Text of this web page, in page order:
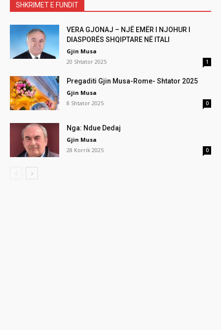
SHKRIMET E FUNDIT
VERA GJONAJ – NJË EMËR I NJOHUR I
DIASPORËS SHQIPTARE NË ITALI
Gjin Musa
20 Shtator 2025
1
Pregaditi Gjin Musa-Rome- Shtator 2025
Gjin Musa
8 Shtator 2025
0
Nga: Ndue Dedaj
Gjin Musa
28 Korrik 2025
0